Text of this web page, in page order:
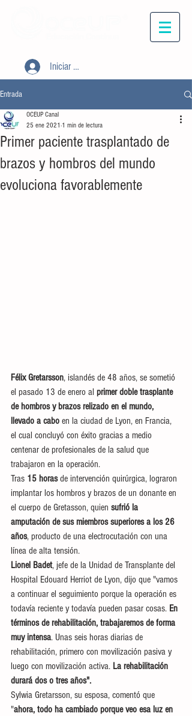
Iniciar sesión
Entrada
Primer paciente trasplantado de
brazos y hombros del mundo
evoluciona favorablemente
OCEUP Canal
25 ene 2021 1 min de lectura
Félix Gretarsson, islandés de 48 años, se sometió
el pasado 13 de enero al primer doble trasplante
de hombros y brazos relizado en el mundo,
llevado a cabo en la ciudad de Lyon, en Francia,
el cual concluyó con éxito gracias a medio
centenar de profesionales de la salud que
trabajaron en la operación.
Tras 15 horas de intervención quirúrgica, lograron
implantar los hombros y brazos de un donante en
el cuerpo de Gretasson, quien sufrió la
amputación de sus miembros superiores a los 26
años, producto de una electrocutación con una
línea de alta tensión.
Lionel Badet, jefe de la Unidad de Transplante del
Hospital Edouard Herriot de Lyon, dijo que "vamos
a continuar el seguimiento porque la operación es
todavía reciente y todavía pueden pasar cosas. En
términos de rehabilitación, trabajaremos de forma
muy intensa. Unas seis horas diarias de
rehabilitación, primero con movilización pasiva y
luego con movilización activa. La rehabilitación
durará dos o tres años".
Sylwia Gretarsson, su esposa, comentó que
"ahora, todo ha cambiado porque veo esa luz en